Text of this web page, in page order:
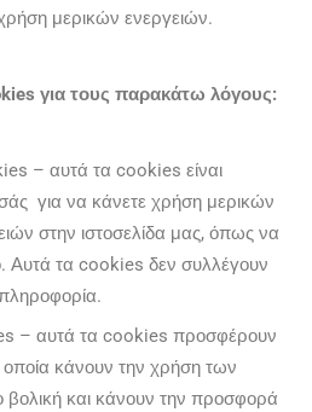
μερικών ενεργειών.
για τους παρακάτω λόγους:
– αυτά τα cookies είναι
για να κάνετε χρήση μερικών
στην ιστοσελίδα μας, όπως να
Αυτά τα cookies δεν συλλέγουν
– αυτά τα cookies προσφέρουν
οποία κάνουν την χρήση των
βολική και κάνουν την προσφορά